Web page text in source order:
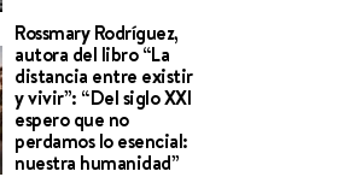
Rossmary Rodríguez,
autora del libro “La
distancia entre existir
y vivir”: “Del siglo XXI
espero que no
perdamos lo esencial:
nuestra humanidad”